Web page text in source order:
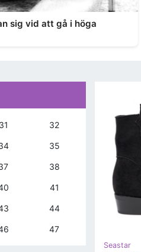
sig vid att gå i höga
Seastar
31 32
35
38
41
44
47